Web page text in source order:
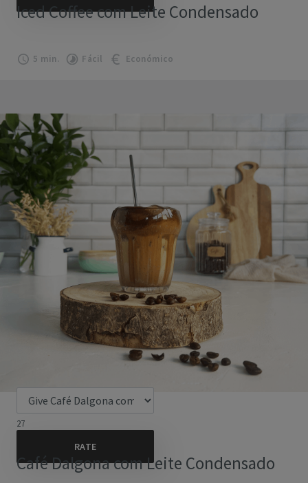
Iced Coffee com Leite Condensado
5 min. Fácil Económico
27
Café Dalgona com Leite Condensado